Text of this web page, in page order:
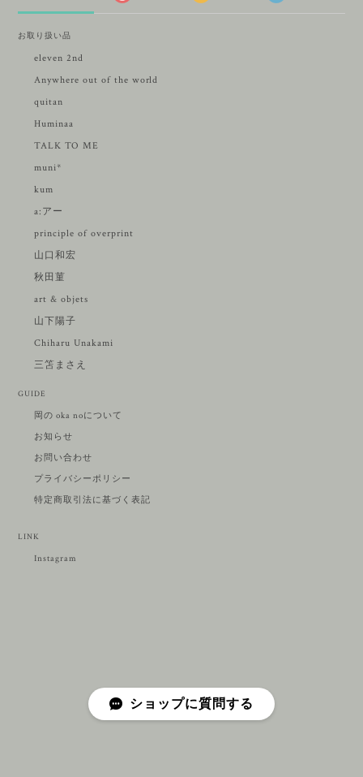
お取り扱い品
eleven 2nd
Anywhere out of the world
quitan
Huminaa
TALK TO ME
muni*
kum
a:アー
principle of overprint
山口和宏
秋田菫
art & objets
山下陽子
Chiharu Unakami
三笘まさえ
GUIDE
岡の oka noについて
お知らせ
お問い合わせ
プライバシーポリシー
特定商取引法に基づく表記
LINK
Instagram
ショップに質問する